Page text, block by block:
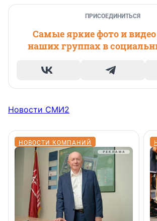
ПРИСОЕДИНИТЬСЯ
Самые яркие фото и
наших группах в
Новости СМИ2
НОВОСТИ КОМПАНИЙ